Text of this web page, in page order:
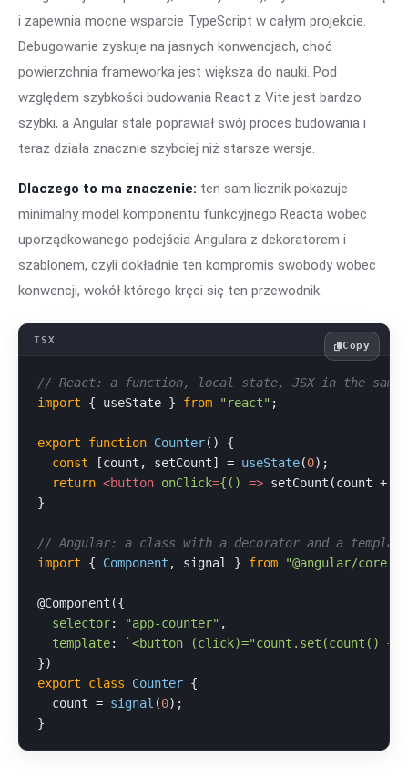
i zapewnia mocne wsparcie TypeScript w całym projekcie.
Debugowanie zyskuje na jasnych konwencjach, choć
powierzchnia frameworka jest większa do nauki. Pod
względem szybkości budowania React z Vite jest bardzo
szybki, a Angular stale poprawiał swój proces budowania i
teraz działa znacznie szybciej niż starsze wersje.
Dlaczego to ma znaczenie: ten sam licznik pokazuje
minimalny model komponentu funkcyjnego Reacta wobec
uporządkowanego podejścia Angulara z dekoratorem i
szablonem, czyli dokładnie ten kompromis swobody wobec
konwencji, wokół którego kręci się ten przewodnik.
// React: a function, local state, JSX in the
import { useState } from "react" ;
export function Counter( ) {
const [count, setCount] = useState(0);
return <button onClick={() => setCount(count +
}
// Angular: a class with a decorator and a
import { Component , signal } from "@angular/core"
@Component ({
selector: "app-counter" ,
template:
`<button (click)="count.set(count() +
export
class Counter {
  count =
signal (0);
}
Copy